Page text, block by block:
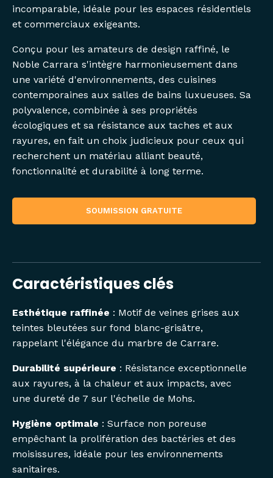
incomparable, idéale pour les espaces résidentiels
et commerciaux exigeants.
Conçu pour les amateurs de design raffiné, le
Noble Carrara s'intègre harmonieusement dans
une variété d'environnements, des cuisines
contemporaines aux salles de bains luxueuses. Sa
polyvalence, combinée à ses propriétés
écologiques et sa résistance aux taches et aux
rayures, en fait un choix judicieux pour ceux qui
recherchent un matériau alliant beauté,
fonctionnalité et durabilité à long terme.
SOUMISSION GRATUITE
Caractéristiques clés
Esthétique raffinée : Motif de veines grises aux
teintes bleutées sur fond blanc-grisâtre,
rappelant l'élégance du marbre de Carrare.
Durabilité supérieure : Résistance exceptionnelle
aux rayures, à la chaleur et aux impacts, avec
une dureté de 7 sur l'échelle de Mohs.
Hygiène optimale : Surface non poreuse
empêchant la prolifération des bactéries et des
moisissures, idéale pour les environnements
sanitaires.